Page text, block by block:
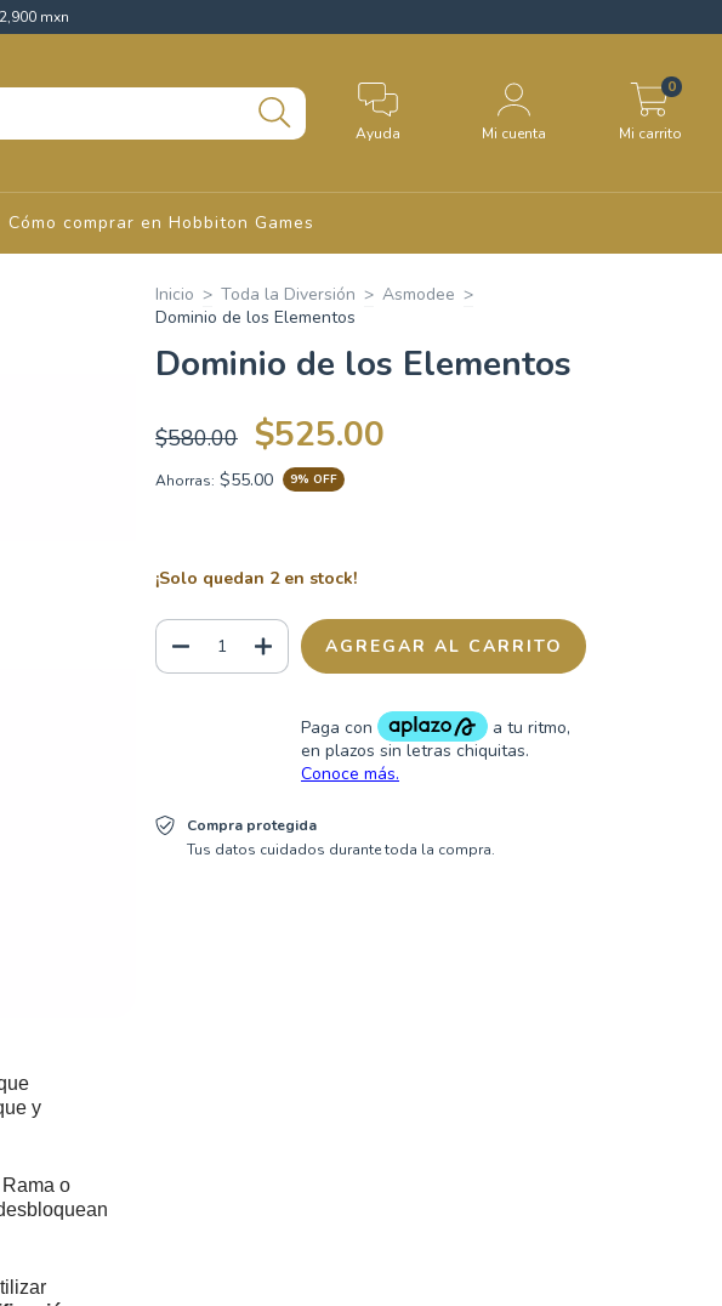
mxn
Ayuda Mi cuenta Mi carrito
0
Cómo comprar en Hobbiton Games
y
o
Inicio > Toda la Diversión > Asmodee >
Dominio de los Elementos
Dominio de los Elementos
$580.00 $525.00
Ahorras: $55.00 9% OFF
¡Solo quedan 2en stock!
Compra protegida
Tus datos cuidados durante toda la compra.